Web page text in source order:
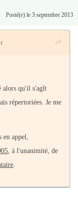
Posté(e) le 3 septembre 2013
alors qu'il s'agît
répertoriées. Je me
en appel,
, à l'unanimité, de
.